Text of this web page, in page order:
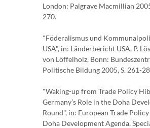
London: Palgrave Macmillian
270.
"Föderalismus und
USA", in: Länderbericht USA, P.
von Löffelholz, Bonn:
Politische Bildung 2005, S. 261-
"Waking-up from Trade Policy
Germany’s Role in the Doha
Round", in: European Trade
Doha Development Agenda,